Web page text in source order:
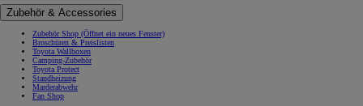
Zubehör & Accessories
Zubehör Shop (Öffnet ein neues Fenster)
Broschüren & Preislisten
Toyota Wallboxen
Camping-Zubehör
Toyota Protect
Standheizung
Marderabwehr
Fan Shop